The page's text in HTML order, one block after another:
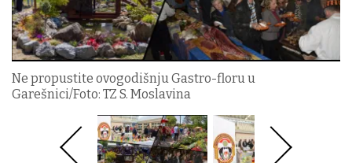
Ne propustite ovogodišnju Gastro-floru u
Garešnici/Foto: TZ S. Moslavina